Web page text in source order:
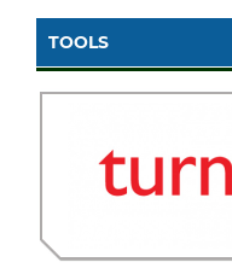
TOOLS